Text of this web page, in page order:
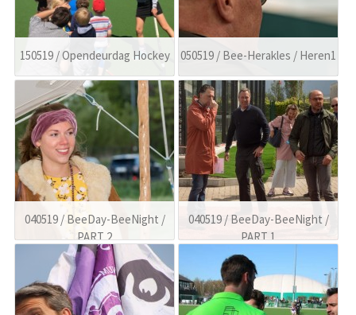
150519 / Opendeurdag Hockey 050519 / Bee-Herakles / Heren1
040519 / BeeDay-BeeNight /
PART 2
040519 / BeeDay-BeeNight /
PART 1